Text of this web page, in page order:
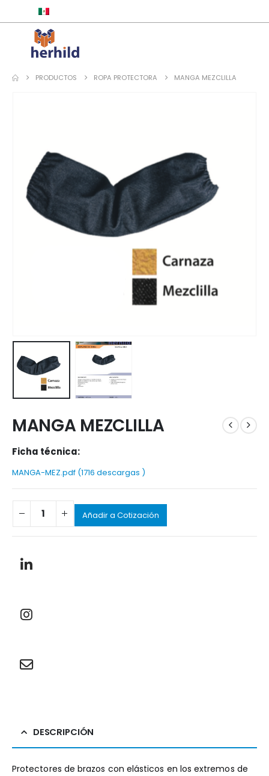
PRODUCTOS ROPA PROTECTORA MANGA MEZCLILLA
MANGA MEZCLILLA
Ficha técnica:
MANGA-MEZ.pdf (1716 descargas )
Añadir a Cotización
DESCRIPCIÓN
Protectores de brazos con elásticos en los extremos de